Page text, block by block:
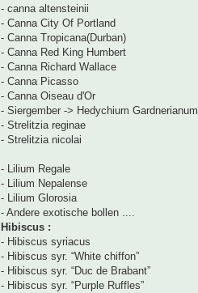
- canna altensteinii
- Canna City Of Portland
- Canna Tropicana(Durban)
- Canna Red King Humbert
- Canna Richard Wallace
- Canna Picasso
- Canna Oiseau d'Or
- Siergember -> Hedychium Gardnerianum
- Strelitzia reginae
- Strelitzia nicolai
- Lilium Regale
- Lilium Nepalense
- Lilium Glorosia
- Andere exotische bollen ....
Hibiscus :
- Hibiscus syriacus
- Hibiscus syr. “White chiffon”
- Hibiscus syr. “Duc de Brabant”
- Hibiscus syr. “Purple Ruffles”